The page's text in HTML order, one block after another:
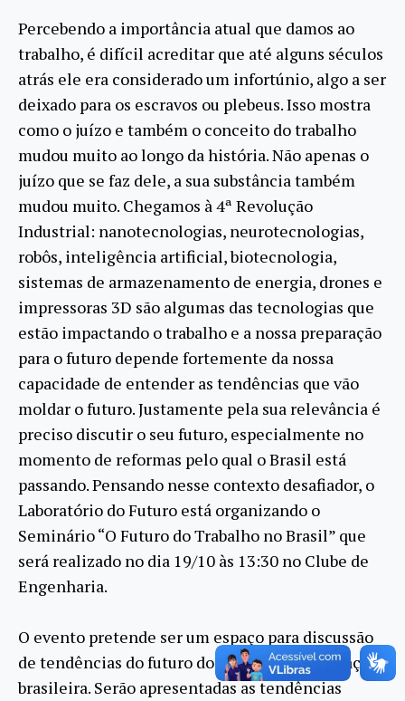
Percebendo a importância atual que damos ao
trabalho, é difícil acreditar que até alguns séculos
atrás ele era considerado um infortúnio, algo a ser
deixado para os escravos ou plebeus. Isso mostra
como o juízo e também o conceito do trabalho
mudou muito ao longo da história. Não apenas o
juízo que se faz dele, a sua substância também
mudou muito. Chegamos à 4ª Revolução
Industrial: nanotecnologias, neurotecnologias,
robôs, inteligência artificial, biotecnologia,
sistemas de armazenamento de energia, drones e
impressoras 3D são algumas das tecnologias que
estão impactando o trabalho e a nossa preparação
para o futuro depende fortemente da nossa
capacidade de entender as tendências que vão
moldar o futuro. Justamente pela sua relevância é
preciso discutir o seu futuro, especialmente no
momento de reformas pelo qual o Brasil está
passando. Pensando nesse contexto desafiador, o
Laboratório do Futuro está organizando o
Seminário “O Futuro do Trabalho no Brasil” que
será realizado no dia 19/10 às 13:30 no Clube de
Engenharia.
O evento pretende ser um espaço para discussão
de tendências do futuro do trabalho e da situação
brasileira. Serão apresentadas as tendências